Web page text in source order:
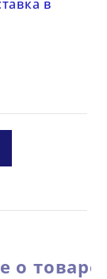
в
о товаре